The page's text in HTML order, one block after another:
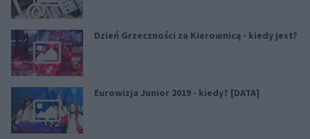
Dzień Grzeczności za Kierownicą - kiedy jest?
Eurowizja Junior 2019 - kiedy? [DATA]